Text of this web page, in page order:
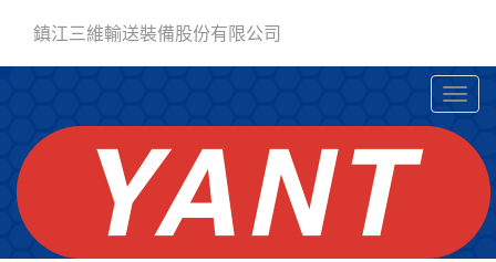
鎮江三維輸送裝備股份有限公司